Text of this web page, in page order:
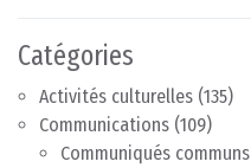
Catégories
Activités culturelles (135)
Communications (109)
Communiqués communs